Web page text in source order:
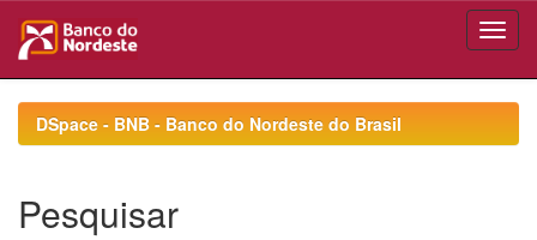
navigationDSpace - BNB - Banco do Nordeste do Brasil
Pesquisar